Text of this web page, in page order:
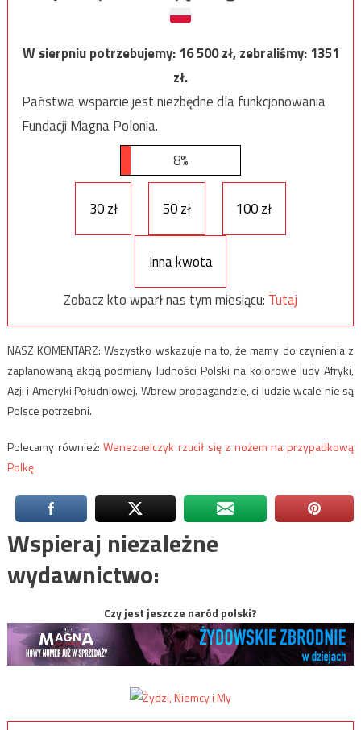
W sierpniu potrzebujemy:16 500zł, zebraliśmy:1351
zł.
Państwa wsparcie jest niezbędne dla funkcjonowania
Fundacji Magna Polonia.
8%
30 zł 50 zł 100 zł
Inna kwota
Zobacz kto wparł nas tym miesiącu: Tutaj
NASZ KOMENTARZ: Wszystko wskazuje na to, że mamy do czynienia z
zaplanowaną akcją podmiany ludności Polski na kolorowe ludy Afryki,
Azji i Ameryki Południowej. Wbrew propagandzie, ci ludzie wcale nie są
Polsce potrzebni.
Polecamy również:Wenezuelczyk rzucił się z nożem na przypadkową
Polkę
Wspieraj niezależne
wydawnictwo:
Czy jest jeszcze naród polski?